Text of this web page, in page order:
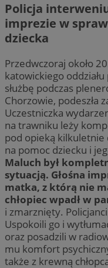
Policja
imprezie w
dziecka
Przedwczoraj około
katowickiego
służbę podczas
Chorzowie, podeszła
Uczestniczka
na trawniku leży
pod opieką kilkuletnie
na pomoc dziecku i
Maluch był
sytuacją. Głośna
matka, z którą nie
chłopiec wpadł w
i zmarznięty.
Uspokoili go i
oraz posadzili w
mu komfort
także z krewną